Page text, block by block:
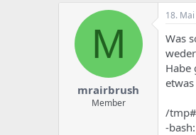
M
mrairbrush
Member
18.
Was
Habe
/
-